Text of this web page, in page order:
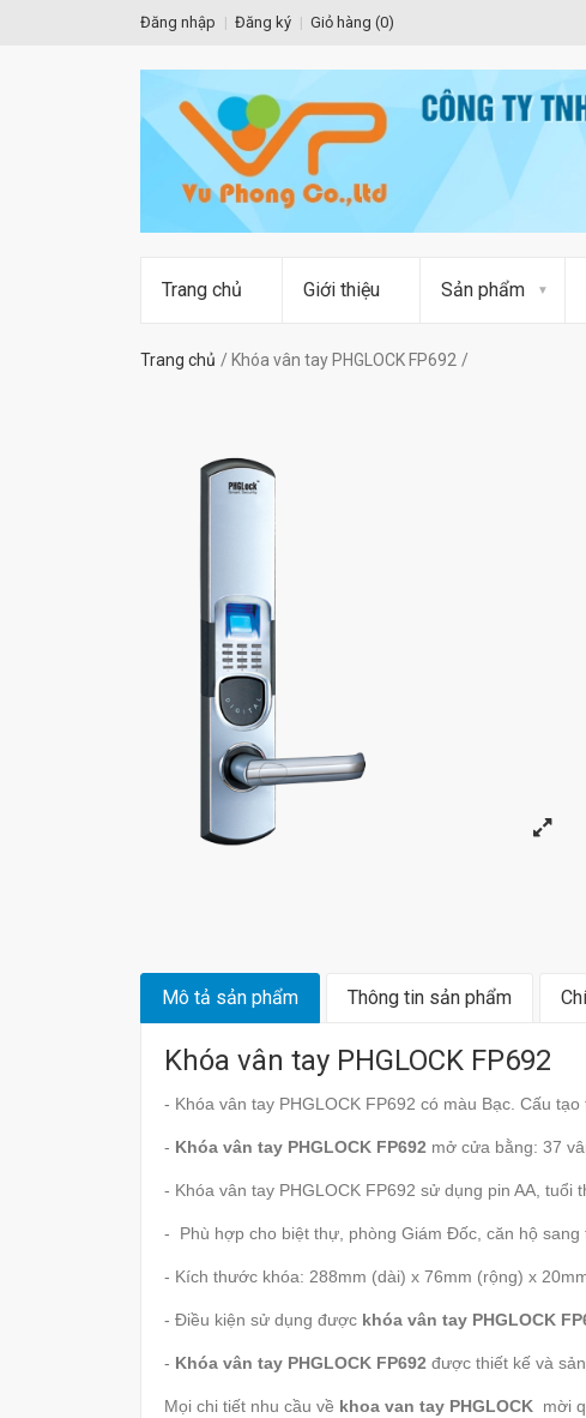
Đăng nhập Đăng ký Giỏ hàng (0)
Trang chủ Giới thiệu Sản phẩm
Trang chủ Khóa vân tay PHGLOCK FP692
Mô tả sản phẩm Thông tin sản phẩm
Khóa vân tay PHGLOCK FP692
- Khóa vân tay PHGLOCK FP692 có màu Bạc. Cấu
- Khóa vân tay PHGLOCK FP692 mở cửa bằng: 37
- Khóa vân tay PHGLOCK FP692 sử dụng pin AA,
- Phù hợp cho biệt thự, phòng Giám Đốc, căn hộ sang
- Kích thước khóa: 288mm (dài) x 76mm (rộng) x
- Điều kiện sử dụng được khóa vân tay PHGLOCK
- Khóa vân tay PHGLOCK FP692 được thiết kế và
Mọi chi tiết nhu cầu về khoa van tay PHGLOCK mời